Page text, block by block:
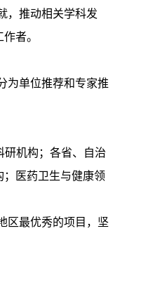
，推动相关学科发
者。
为单位推荐和专家推
研机构；各省、自治
医药卫生与健康领
区最优秀的项目，坚